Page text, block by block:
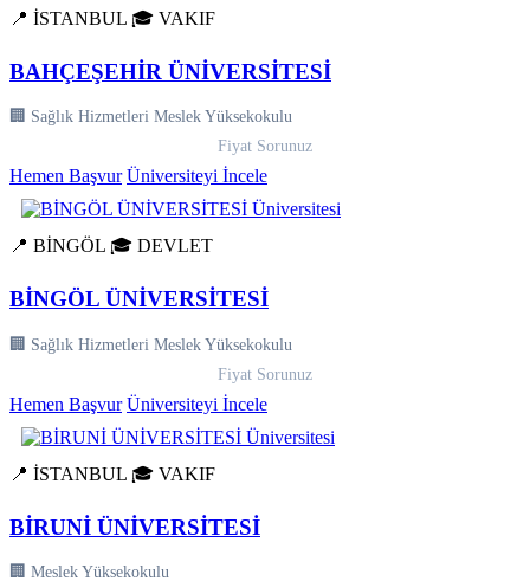
📍 İSTANBUL 🎓 VAKIF
BAHÇEŞEHİR ÜNİVERSİTESİ
🏢 Sağlık Hizmetleri Meslek Yüksekokulu
Fiyat Sorunuz
Hemen Başvur Üniversiteyi İncele
📍 BİNGÖL 🎓 DEVLET
BİNGÖL ÜNİVERSİTESİ
🏢 Sağlık Hizmetleri Meslek Yüksekokulu
Fiyat Sorunuz
Hemen Başvur Üniversiteyi İncele
📍 İSTANBUL 🎓 VAKIF
BİRUNİ ÜNİVERSİTESİ
🏢 Meslek Yüksekokulu